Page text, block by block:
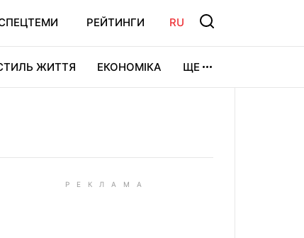
РЕЙТИНГИ RU
ЖИТТЯ ЕКОНОМІКА ЩЕ